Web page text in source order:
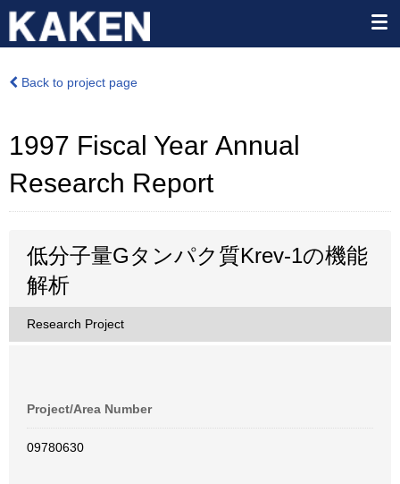
Back to project page
1997 Fiscal Year Annual
Research Report
低分子量Gタンパク質Krev-1の機能
解析
Research Project
Project/Area Number
09780630